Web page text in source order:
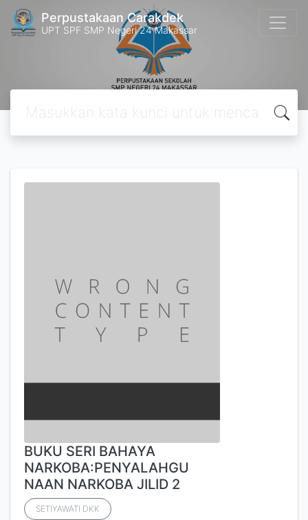
Perpustakaan Carakdek
UPT SPF SMP Negeri 24 Makassar
BUKU SERI BAHAYA
NARKOBA:PENYALAHGU
NAAN NARKOBA JILID 2
SETIYAWATI DKK